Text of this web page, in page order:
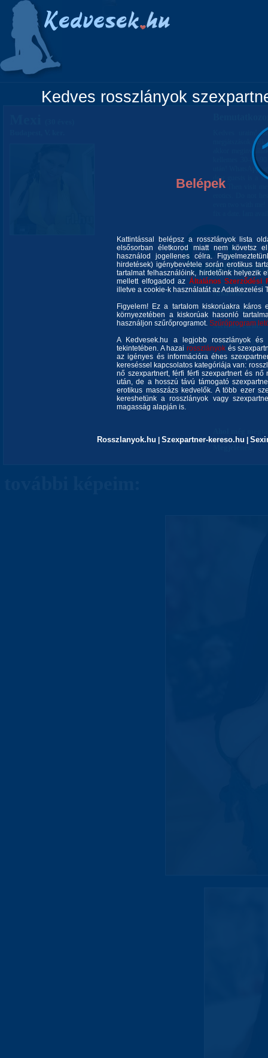
Kedves rosszlányok
Belépek
Kattintással belépsz a rosszlányok lista
elsősorban életkorod miatt nem követsz
használod jogellenes célra.
hirdetések) igénybevétele során erotikus
tartalmat felhasználóink, hirdetőink helyezik
mellett elfogadod az Általános Szerződési
illetve a cookie-k használatát az Adatkezelési
Figyelem! Ez a tartalom kiskorúakra káros
környezetében a kiskorúak hasonló
használjon szűrőprogramot. Szűrőprogram
A Kedvesek.hu a legjobb rosszlányok és
tekintetében. A hazairosszlányok és
az igényes és információra éhes
kereséssel kapcsolatos kategóriája van:
nő szexpartnert, férfi férfi szexpartnert és
után, de a hosszú távú támogató
erotikus masszázs kedvelők. A több ezer
kereshetünk a rosszlányok vagy
magasság alapján is.
Rosszlanyok.hu Szexpartner-kereso.hu
Kedves uraim!
megjátszások
akkor
kellemes 30-60-
után!
dear guests is a
life? Then visit
Alkatom:
Magasságom:
Mellméretem:
Nyelvismeret:
Elérhetőségem: